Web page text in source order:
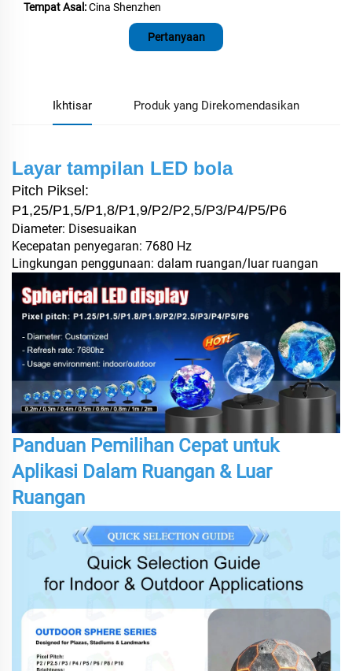
Tempat Asal:Cina Shenzhen
Pertanyaan
Ikhtisar Produk yang Direkomendasikan
Layar tampilan LED bola
Pitch Piksel:
P1,25/P1,5/P1,8/P1,9/P2/P2,5/P3/P4/P5/P6
Diameter: Disesuaikan
Kecepatan penyegaran: 7680 Hz
Lingkungan penggunaan: dalam ruangan/luar ruangan
Panduan Pemilihan Cepat untuk
Aplikasi Dalam Ruangan & Luar
Ruangan